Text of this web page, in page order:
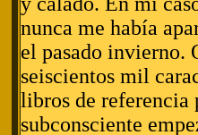
nunca me había
el pasado invierno.
seiscientos mil
libros de referencia
subconsciente